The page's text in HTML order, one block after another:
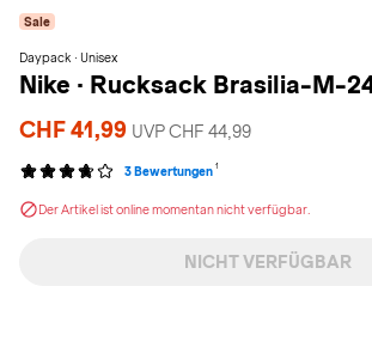
Sale
Daypack · Unisex
Nike · Rucksack Brasilia-M-
CHF 41,99 UVP CHF 44,99
3 Bewertungen 1
Der Artikel ist online momentan nicht verfügbar.
NICHT VERFÜGBAR